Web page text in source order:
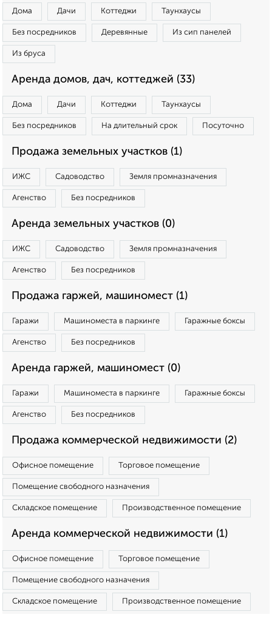
Дома Дачи Коттеджи Таунхаусы
Без посредников Деревянные Из сип панелей
Из бруса
Аренда домов, дач, коттеджей (33)
Дома Дачи Коттеджи Таунхаусы
Без посредников На длительный срок Посуточно
Продажа земельных участков (1)
ИЖС Садоводство Земля промназначения
Агенство Без посредников
Аренда земельных участков (0)
ИЖС Садоводство Земля промназначения
Агенство Без посредников
Продажа гаржей, машиномест (1)
Гаражи Машиноместа в паркинге Гаражные боксы
Агенство Без посредников
Аренда гаржей, машиномест (0)
Гаражи Машиноместа в паркинге Гаражные боксы
Агенство Без посредников
Продажа коммерческой недвижимости (2)
Офисное помещение Торговое помещение
Помещение свободного назначения
Складское помещение Производственное помещение
Аренда коммерческой недвижимости (1)
Офисное помещение Торговое помещение
Помещение свободного назначения
Складское помещение Производственное помещение